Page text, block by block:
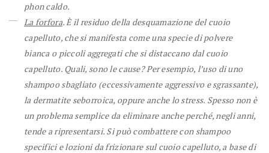
phon caldo.
La forfora. È il residuo della desquamazione del cuoio
capelluto, che si manifesta come una specie di polvere
bianca o piccoli aggregati che si distaccano dal cuoio
capelluto. Quali, sono le cause? Per esempio, l’uso di uno
shampoo sbagliato (eccessivamente aggressivo e sgrassante),
la dermatite seborroica, oppure anche lo stress. Spesso non è
un problema semplice da eliminare anche perché, negli anni,
tende a ripresentarsi. Si può combattere con shampoo
specifici e lozioni da frizionare sul cuoio capelluto, a base di